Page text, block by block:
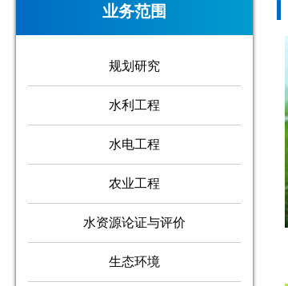
业务范围
规划研究
水利工程
水电工程
农业工程
水资源论证与评价
生态环境